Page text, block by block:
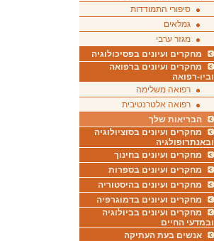
סיפורי התמודדות
גמלאים
מגזר ערבי
מחקרים ועיונים בפסיכולוגיה
מחקרים ועיונים ברפואה
וביו-רפואה
רפואה משלימה
רפואה אלטרנטיבית
הבריאות שלך
מחקרים ועיונים בסוציולוגיה
ובאנתרופולגיה
מחקרים ועיונים בחינוך
מחקרים ועיונים בספרות
מחקרים ועיונים בהיסטוריה
מחקרים ועיונים בדמוגרפיה
מחקרים ועיונים בביולוגיה
ובמדעי החיים
אנשים בעת העתיקה